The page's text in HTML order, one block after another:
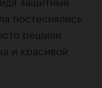
постеснялись
решили
и красивой